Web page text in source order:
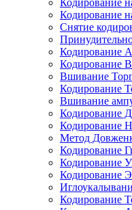
Кодирование
Кодирование
Снятие
Кодирование
Кодирование
Вшивание
Кодирование
Вшивание
Кодирование
Кодирование
Метод
Кодирование
Кодирование
Кодирование
Кодирование